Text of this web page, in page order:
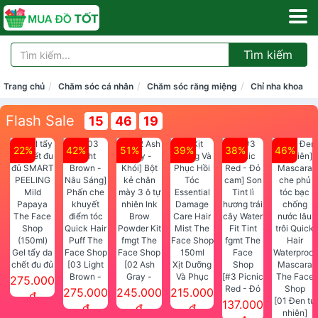
Tìm kiếm
Trang chủ Chăm sóc cá nhân Chăm sóc răng miệng Chỉ nha khoa
Flash Sale 15 46 18
22%
Gel tẩy da
chết đu đủ
SMART
PEELING
275.000
đ
42%
[03 Light
Brown -
Nâu Sáng]
Phấn che
275.000
đ
51%
[02 Ash
Gray -
Khói] Bột
kẻ chân
245.000
đ
39%
Xịt Dưỡng
Và Phục
Hồi Tóc
Essential
215.000
đ
38%
[#3 Picnic
Red - Đỏ
cam] Son
137.000
46%
[01 Đen tự
nhiên]